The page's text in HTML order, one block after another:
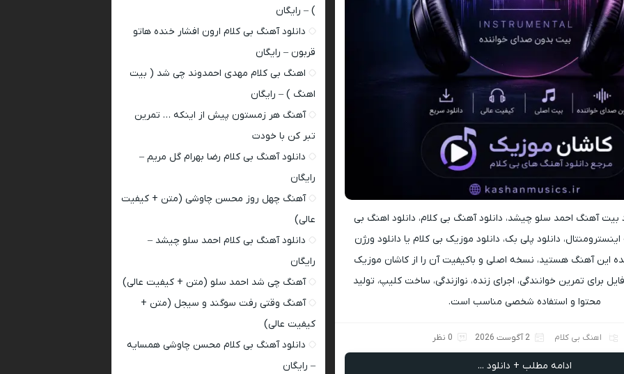
بیت آهنگ احمد سلو چیشد، دانلود آهنگ بی کلام، دانلود اهنگ بی
دانلود پلی بک، دانلود موزیک بی کلام یا دانلود ورژن
این آهنگ هستید، نسخه اصلی و باکیفیت آن را از کاشان موزیک
برای تمرین خوانندگی، اجرای زنده، نوازندگی، ساخت کلیپ، تولید
محتوا و استفاده شخصی مناسب است.
اهنگ بی کلام 2 آگوست 2026 0 نظر
ادامه مطلب + دانلود ...
) – رایگان
دانلود آهنگ بی کلام ارون افشار خنده هاتو
قربون – رایگان
اهنگ بی کلام مهدی احمدوند چی شد ( بیت
اهنگ ) – رایگان
آهنگ هر زمستون پیش از اینکه … تمرین
تبر کن با خودت
دانلود آهنگ بی کلام رضا بهرام گل مریم –
رایگان
آهنگ چهل روز محسن چاوشی (متن + کیفیت
عالی)
دانلود آهنگ بی کلام احمد سلو چیشد –
رایگان
آهنگ چی شد احمد سلو (متن + کیفیت عالی)
آهنگ وقتی رفت سوگند و سیجل (متن +
کیفیت عالی)
دانلود آهنگ بی کلام محسن چاوشی همسایه
– رایگان